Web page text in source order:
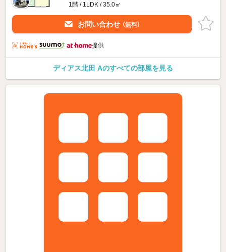
1階 / 1LDK / 35.0㎡
お問い合わせ （無料）
提供
ディアス北田 Aのすべての部屋を見る